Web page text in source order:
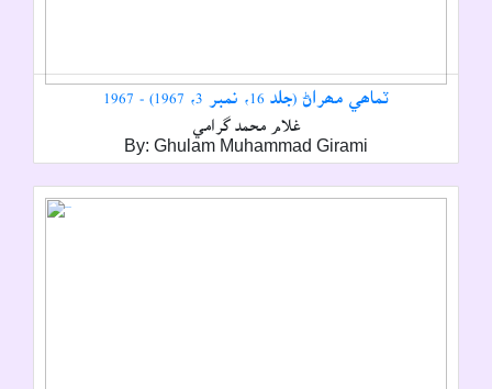
ٽماھي مھراڻ (جلد 16، نمبر 3، 1967) - 1967
غلام محمد گرامي
By: Ghulam Muhammad Girami